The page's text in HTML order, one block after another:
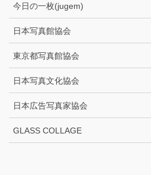
今日の一枚(jugem)
日本写真館協会
東京都写真館協会
日本写真文化協会
日本広告写真家協会
GLASS COLLAGE